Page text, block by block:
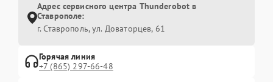
Адрес сервисного центра Thunderobot в
Ставрополе:
г. Ставрополь, ул. Доваторцев, 61
Горячая линия
+7 (865) 297-66-48